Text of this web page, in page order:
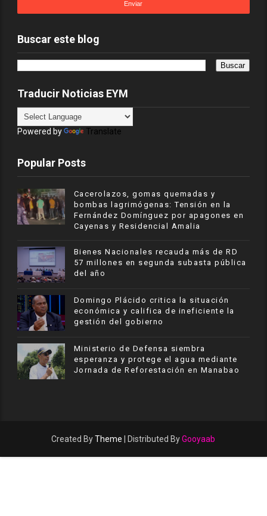
Buscar este blog
Traducir Noticias EYM
Powered by Translate
Popular Posts
Cacerolazos, gomas quemadas y
bombas lagrimógenas: Tensión en la
Fernández Domínguez por apagones en
Cayenas y Residencial Amalia
Bienes Nacionales recauda más de RD
57 millones en segunda subasta pública
del año
​Domingo Plácido critica la situación
económica y califica de ineficiente la
gestión del gobierno
Ministerio de Defensa siembra
esperanza y protege el agua mediante
Jornada de Reforestación en Manabao
Created ByTheme | Distributed ByGooyaab